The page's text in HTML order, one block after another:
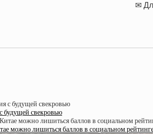
✉
будущей свекровью
можно лишиться баллов в социальном